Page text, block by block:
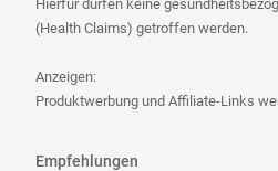
Hierfür dürfen keine
(Health Claims) getroffen werden.
Anzeigen:
Produktwerbung und Affiliate-Links
Empfehlungen